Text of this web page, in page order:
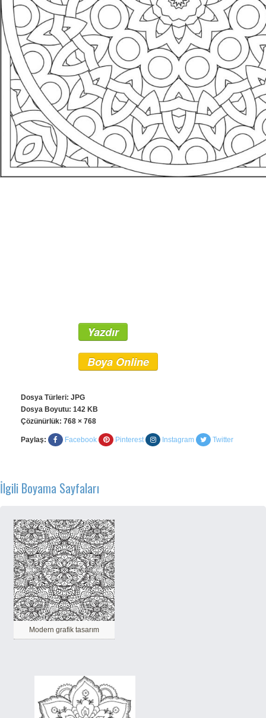
Yazdır
Boya Online
Dosya Türleri: JPG
Dosya Boyutu: 142 KB
Çözünürlük: 768 × 768
Paylaş: Facebook Pinterest Instagram Twitter
İlgili Boyama Sayfaları
Modern grafik tasarım